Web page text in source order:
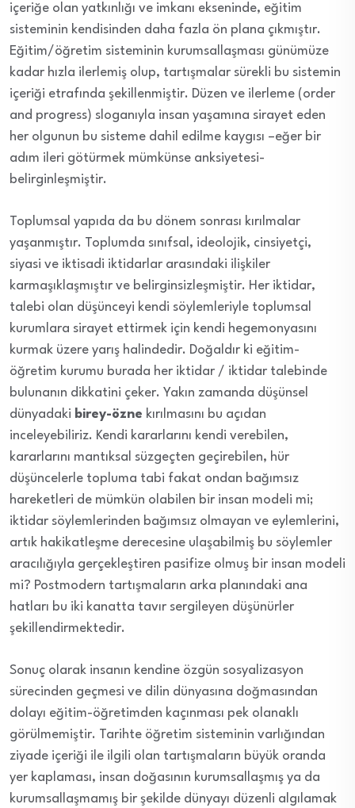
içeriğe olan yatkınlığı ve imkanı ekseninde, eğitim
sisteminin kendisinden daha fazla ön plana çıkmıştır.
Eğitim/öğretim sisteminin kurumsallaşması günümüze
kadar hızla ilerlemiş olup, tartışmalar sürekli bu sistemin
içeriği etrafında şekillenmiştir. Düzen ve ilerleme (order
and progress) sloganıyla insan yaşamına sirayet eden
her olgunun bu sisteme dahil edilme kaygısı –eğer bir
adım ileri götürmek mümkünse anksiyetesi-
belirginleşmiştir.
Toplumsal yapıda da bu dönem sonrası kırılmalar
yaşanmıştır. Toplumda sınıfsal, ideolojik, cinsiyetçi,
siyasi ve iktisadi iktidarlar arasındaki ilişkiler
karmaşıklaşmıştır ve belirginsizleşmiştir. Her iktidar,
talebi olan düşünceyi kendi söylemleriyle toplumsal
kurumlara sirayet ettirmek için kendi hegemonyasını
kurmak üzere yarış halindedir. Doğaldır ki eğitim-
öğretim kurumu burada her iktidar / iktidar talebinde
bulunanın dikkatini çeker. Yakın zamanda düşünsel
dünyadaki birey-özne kırılmasını bu açıdan
inceleyebiliriz. Kendi kararlarını kendi verebilen,
kararlarını mantıksal süzgeçten geçirebilen, hür
düşüncelerle topluma tabi fakat ondan bağımsız
hareketleri de mümkün olabilen bir insan modeli mi;
iktidar söylemlerinden bağımsız olmayan ve eylemlerini,
artık hakikatleşme derecesine ulaşabilmiş bu söylemler
aracılığıyla gerçekleştiren pasifize olmuş bir insan modeli
mi? Postmodern tartışmaların arka planındaki ana
hatları bu iki kanatta tavır sergileyen düşünürler
şekillendirmektedir.
Sonuç olarak insanın kendine özgün sosyalizasyon
sürecinden geçmesi ve dilin dünyasına doğmasından
dolayı eğitim-öğretimden kaçınması pek olanaklı
görülmemiştir. Tarihte öğretim sisteminin varlığından
ziyade içeriği ile ilgili olan tartışmaların büyük oranda
yer kaplaması, insan doğasının kurumsallaşmış ya da
kurumsallaşmamış bir şekilde dünyayı düzenli algılamak